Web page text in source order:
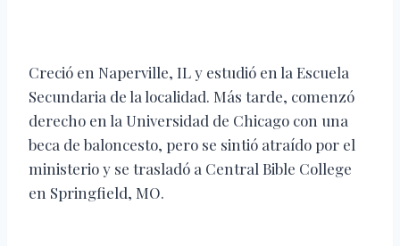
Creció en Naperville, IL y estudió en la Escuela
Secundaria de la localidad. Más tarde, comenzó
derecho en la Universidad de Chicago con una
beca de baloncesto, pero se sintió atraído por el
ministerio y se trasladó a Central Bible College
en Springfield, MO.